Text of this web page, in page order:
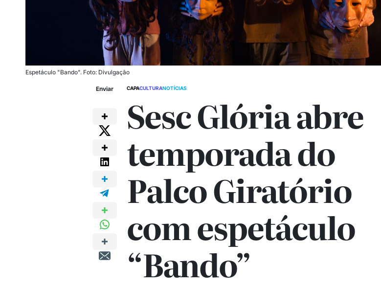
Espetáculo "Bando". Foto: Divulgação
Enviar CAPACULTURANOTÍCIAS
Sesc Glória abre
temporada do
Palco Giratório
com espetáculo
“Bando”